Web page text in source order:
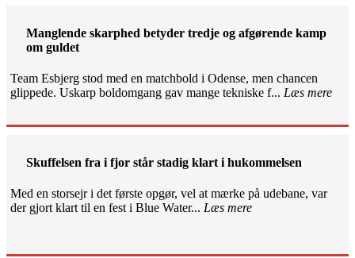
Manglende skarphed betyder tredje og afgørende kamp
om guldet
Team Esbjerg stod med en matchbold i Odense, men chancen
glippede. Uskarp boldomgang gav mange tekniske f... Læs mere
Skuffelsen fra i fjor står stadig klart i hukommelsen
Med en storsejr i det første opgør, vel at mærke på udebane, var
der gjort klart til en fest i Blue Water... Læs mere